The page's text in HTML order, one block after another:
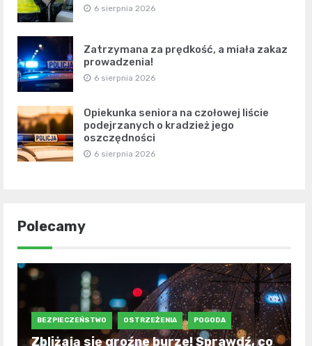
6 sierpnia 2026
Zatrzymana za prędkość, a miała zakaz
prowadzenia!
6 sierpnia 2026
Opiekunka seniora na czołowej liście
podejrzanych o kradzież jego
oszczędności
6 sierpnia 2026
Polecamy
BEZPIECZEŃSTWO OSTRZEŻENIA POGODA
Zbliżają się groźne burze! Sprawdź, co